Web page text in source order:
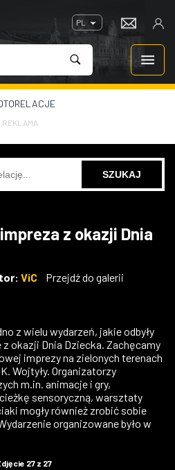
PL
REKLAMA
z okazji Dnia
ViC
Przejdź do galerii
z wielu wydarzeń, jakie odbyły
okazji Dnia Dziecka. Zachęcamy
imprezy na zielonych terenach
Wojtyły. Organizatorzy
m.in. animacje i gry,
sensoryczną, warsztaty
mogły również zrobić sobie
organizowane było w
27 z 27